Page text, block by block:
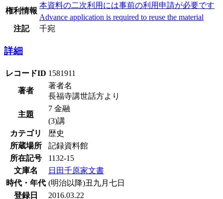
権利情報
本資料の二次利用には事前の利用申請が必要です
Advance application is required to reuse the material
注記
千宛
詳細
レコードID 1581911
著者
著者名
長福寺講世話方より
主題
7 金融
(3)講
カテゴリ
歴史
所蔵場所
記録資料館
所在記号
1132-15
文庫名
日田千原家文書
時代・年代 (明治以降)丑九月七日
登録日
2016.03.22